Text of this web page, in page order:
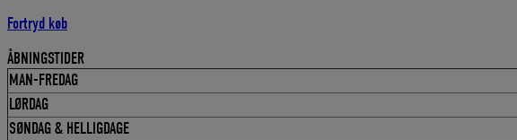
Fortryd køb
ÅBNINGSTIDER
MAN-FREDAG
LØRDAG
SØNDAG & HELLIGDAGE